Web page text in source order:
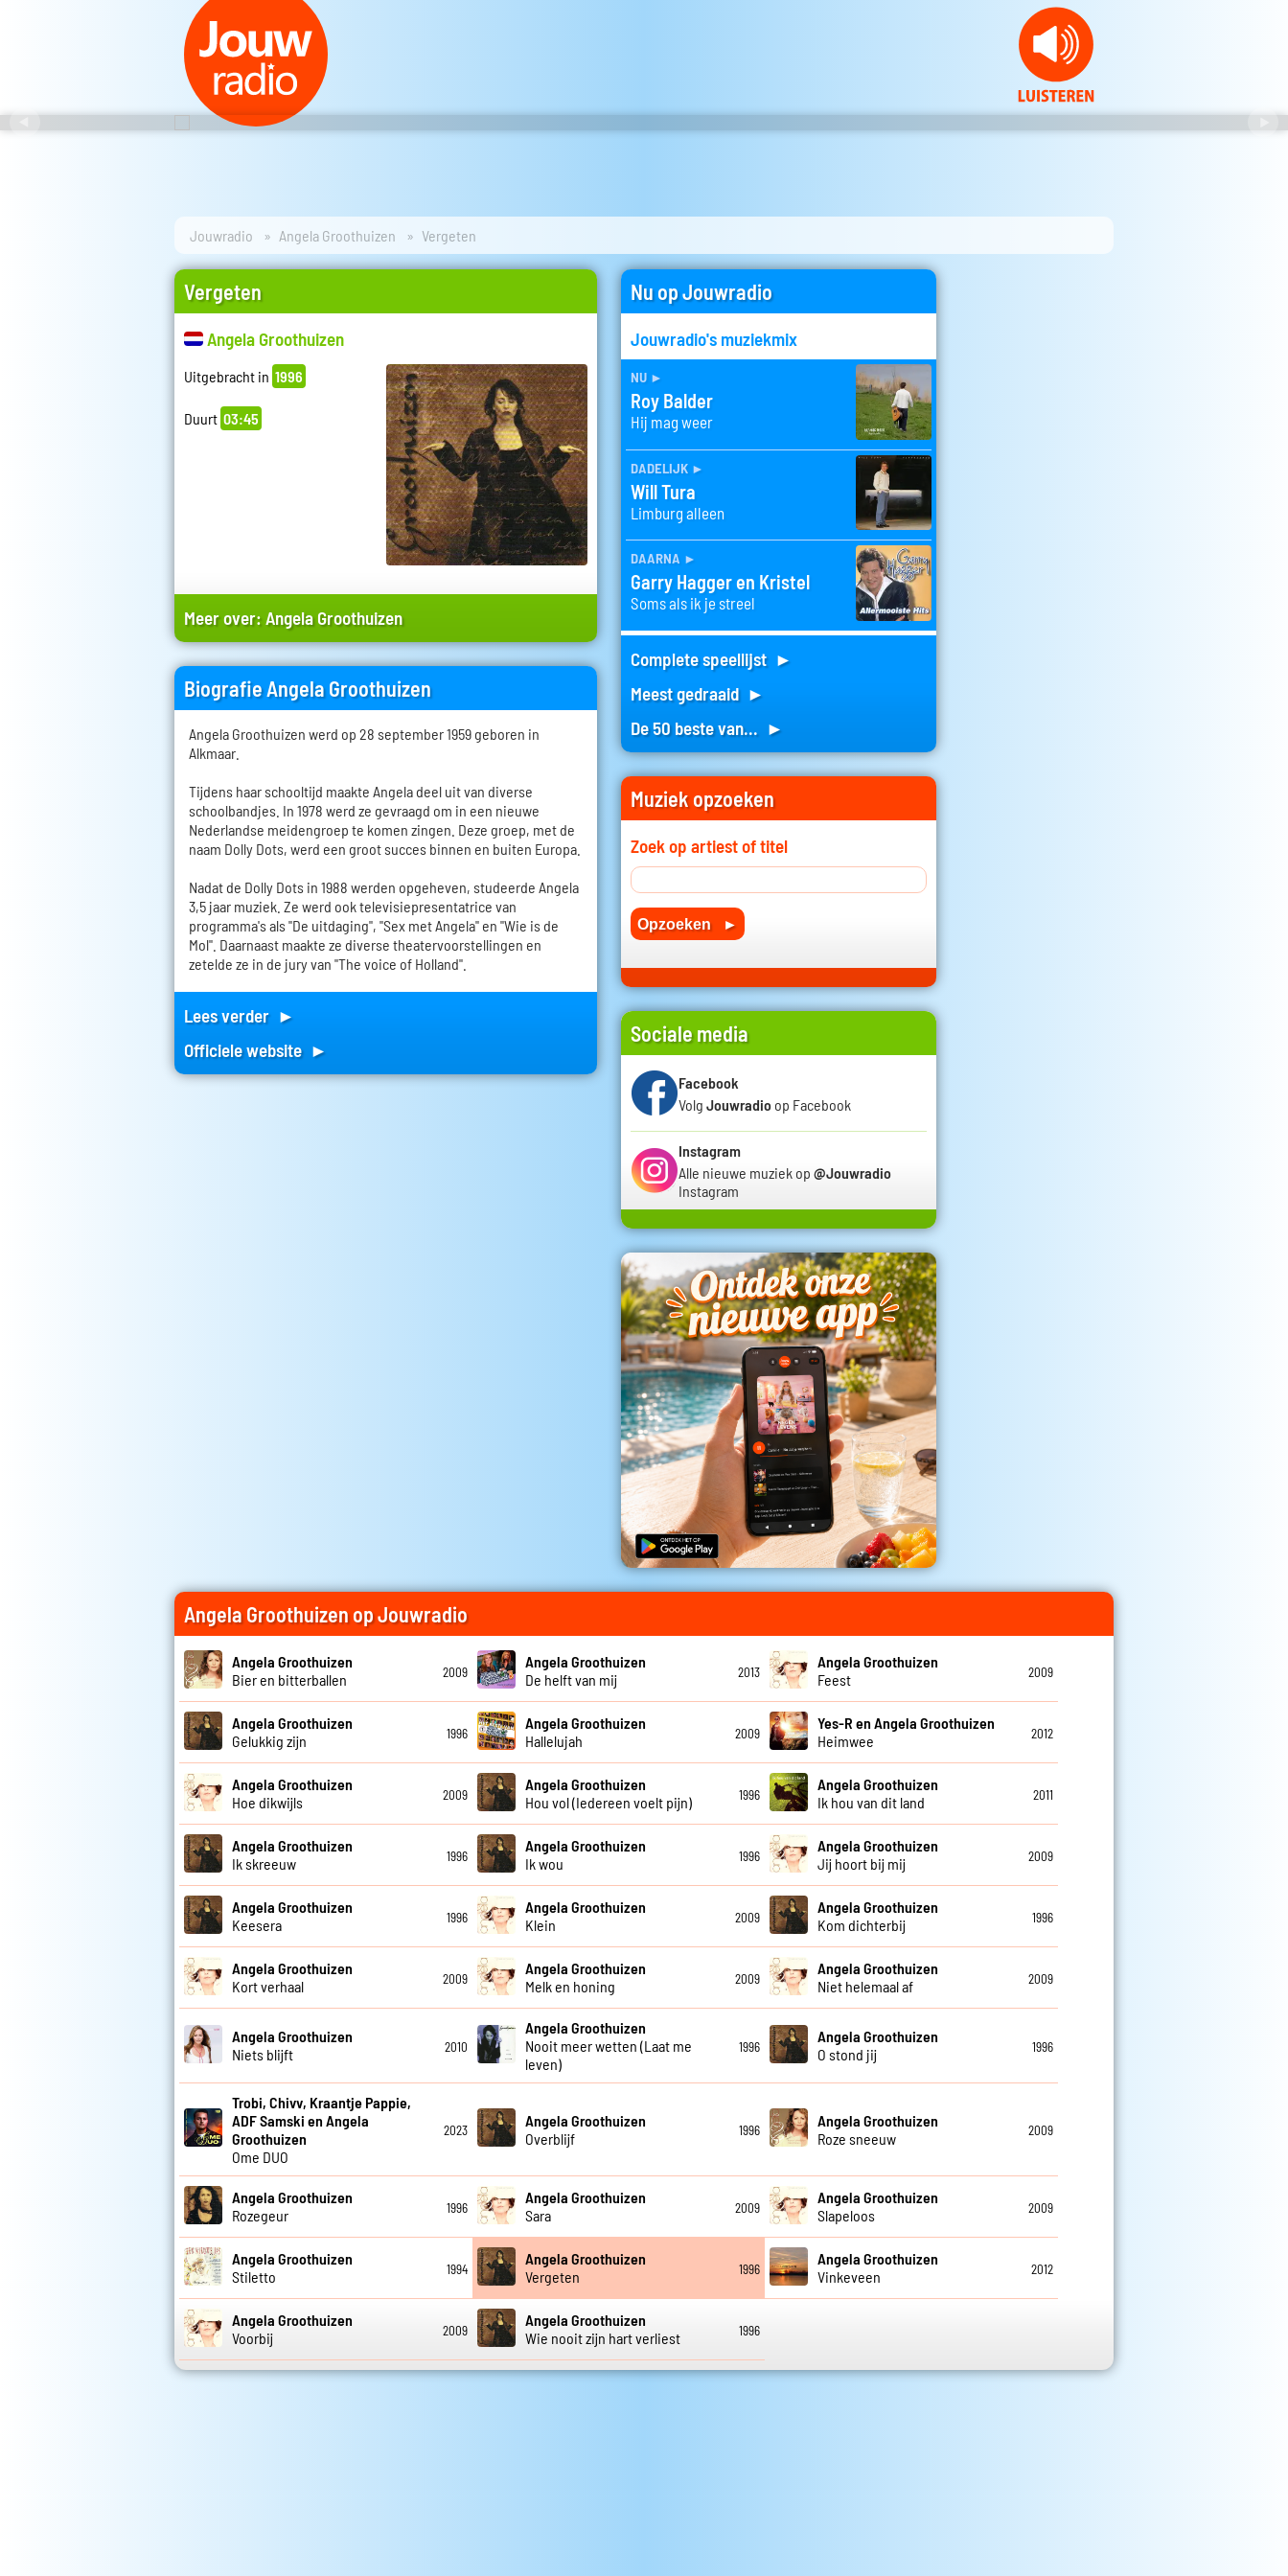
Jouwradio Angela Groothuizen Vergeten
Vergeten
Angela Groothuizen
Uitgebracht in 1996
Duurt 03:45
Meer over:Angela Groothuizen
Biografie Angela Groothuizen
Angela Groothuizen werd op 28 september 1959 geboren in
Alkmaar.
Tijdens haar schooltijd maakte Angela deel uit van diverse
schoolbandjes. In 1978 werd ze gevraagd om in een nieuwe
Nederlandse meidengroep te komen zingen. Deze groep, met de
naam Dolly Dots, werd een groot succes binnen en buiten Europa.
Nadat de Dolly Dots in 1988 werden opgeheven, studeerde Angela
3,5 jaar muziek. Ze werd ook televisiepresentatrice van
programma's als "De uitdaging", "Sex met Angela" en "Wie is de
Mol". Daarnaast maakte ze diverse theatervoorstellingen en
zetelde ze in de jury van "The voice of Holland".
Lees verder ►
Officiele website ►
Nu op Jouwradio
Jouwradio's muziekmix
nu ►
Roy Balder
Hij mag weer
dadelijk ►
Will Tura
Limburg alleen
daarna ►
Garry Hagger en Kristel
Soms als ik je streel
Complete speellijst ►
Meest gedraaid ►
De 50 beste van... ►
Muziek opzoeken
Zoek op artiest of titel
Sociale media
Facebook
Volg Jouwradio op Facebook
Instagram
Alle nieuwe muziek op @Jouwradio
Instagram
Angela Groothuizen op Jouwradio
Angela Groothuizen
Bier en bitterballen
2009
Angela Groothuizen
De helft van mij
2013
Angela Groothuizen
Feest
2009
Angela Groothuizen
Gelukkig zijn
1996
Angela Groothuizen
Hallelujah
2009
Yes-R en Angela Groothuizen
Heimwee
2012
Angela Groothuizen
Hoe dikwijls
2009
Angela Groothuizen
Hou vol (Iedereen voelt pijn)
1996
Angela Groothuizen
Ik hou van dit land
2011
Angela Groothuizen
Ik skreeuw
1996
Angela Groothuizen
Ik wou
1996
Angela Groothuizen
Jij hoort bij mij
2009
Angela Groothuizen
Keesera
1996
Angela Groothuizen
Klein
2009
Angela Groothuizen
Kom dichterbij
1996
Angela Groothuizen
Kort verhaal
2009
Angela Groothuizen
Melk en honing
2009
Angela Groothuizen
Niet helemaal af
2009
Angela Groothuizen
Niets blijft
2010
Angela Groothuizen
Nooit meer wetten (Laat me
leven)
1996
Angela Groothuizen
O stond jij
1996
Trobi, Chivv, Kraantje Pappie,
ADF Samski en Angela
Groothuizen
Ome DUO
2023
Angela Groothuizen
Overblijf
1996
Angela Groothuizen
Roze sneeuw
2009
Angela Groothuizen
Rozegeur
1996
Angela Groothuizen
Sara
2009
Angela Groothuizen
Slapeloos
2009
Angela Groothuizen
Stiletto
1994
Angela Groothuizen
Vergeten
1996
Angela Groothuizen
Vinkeveen
2012
Angela Groothuizen
Voorbij
2009
Angela Groothuizen
Wie nooit zijn hart verliest
1996